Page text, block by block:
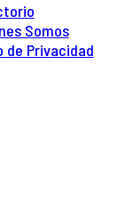
Somos
de Privacidad